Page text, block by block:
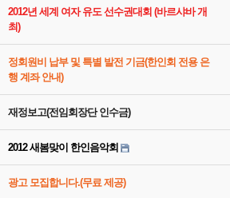
2012년 세계 여자 유도 선수권대회 (바르샤바 개
최)
정회원비 납부 및 특별 발전 기금(한인회 전용 은
행 계좌 안내)
재정보고(전임회장단 인수금)
2012 새봄맞이 한인음악회
광고 모집합니다.(무료 제공)